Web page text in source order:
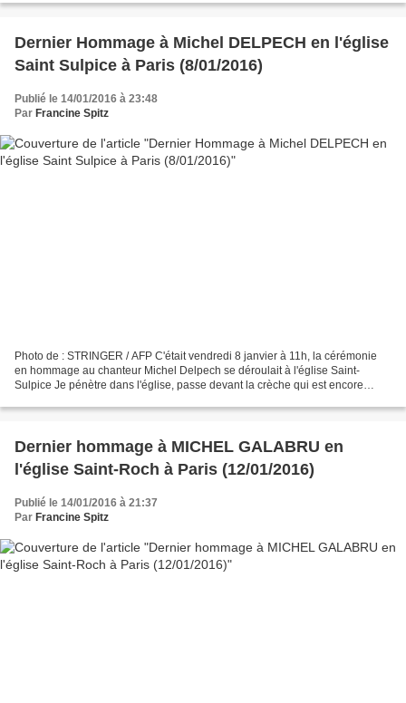
Dernier Hommage à Michel DELPECH en l'église
Saint Sulpice à Paris (8/01/2016)
Publié le 14/01/2016 à 23:48
Par Francine Spitz
Photo de : STRINGER / AFP C'était vendredi 8 janvier à 11h, la cérémonie
en hommage au chanteur Michel Delpech se déroulait à l'église Saint-
Sulpice Je pénètre dans l'église, passe devant la crèche qui est encore
Dernier hommage à MICHEL GALABRU en
l'église Saint-Roch à Paris (12/01/2016)
Publié le 14/01/2016 à 21:37
Par Francine Spitz